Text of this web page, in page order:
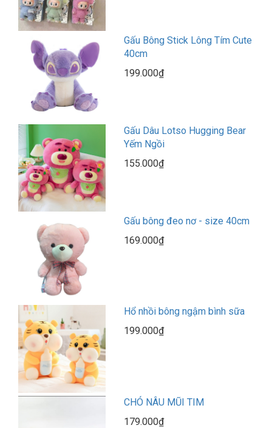
Gấu Bông Stick Lông Tím Cute
40cm
199.000₫
Gấu Dâu Lotso Hugging Bear
Yếm Ngồi
155.000₫
Gấu bông đeo nơ - size 40cm
169.000₫
Hổ nhồi bông ngậm bình sữa
199.000₫
CHÓ NÂU MŨI TIM
179.000₫